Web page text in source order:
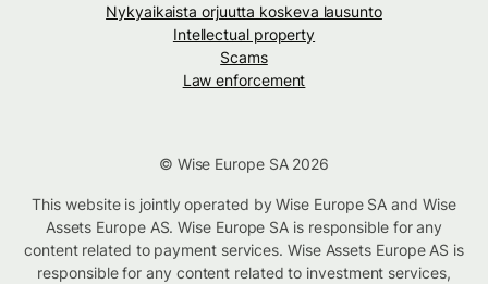
Nykyaikaista orjuutta koskeva lausunto
Intellectual property
Scams
Law enforcement
© Wise Europe SA 2026
This website is jointly operated by Wise Europe SA and Wise
Assets Europe AS. Wise Europe SA is responsible for any
content related to payment services. Wise Assets Europe AS is
responsible for any content related to investment services,